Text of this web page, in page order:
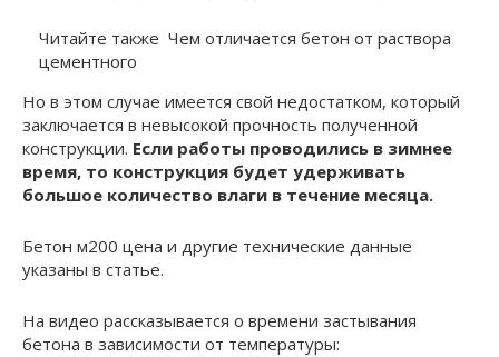
Читайте также Чем отличается бетон от раствора
цементного
Но в этом случае имеется свой недостатком, который
заключается в невысокой прочность полученной
конструкции. Если работы проводились в зимнее
время, то конструкция будет удерживать
большое количество влаги в течение месяца.
Бетон м200 цена и другие технические данные
указаны в статье.
На видео рассказывается о времени застывания
бетона в зависимости от температуры: